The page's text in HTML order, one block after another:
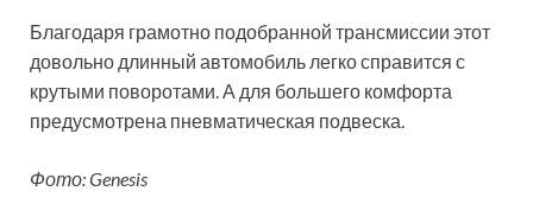
Благодаря грамотно подобранной трансмиссии этот
довольно длинный автомобиль легко справится с
крутыми поворотами. А для большего комфорта
предусмотрена пневматическая подвеска.
Фото: Genesis